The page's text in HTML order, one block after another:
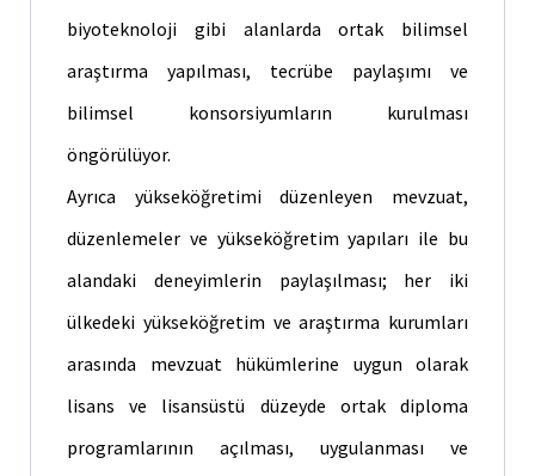
biyoteknoloji gibi alanlarda ortak bilimsel
araştırma yapılması, tecrübe paylaşımı ve
bilimsel konsorsiyumların kurulması
öngörülüyor.
Ayrıca yükseköğretimi düzenleyen mevzuat,
düzenlemeler ve yükseköğretim yapıları ile bu
alandaki deneyimlerin paylaşılması; her iki
ülkedeki yükseköğretim ve araştırma kurumları
arasında mevzuat hükümlerine uygun olarak
lisans ve lisansüstü düzeyde ortak diploma
programlarının açılması, uygulanması ve